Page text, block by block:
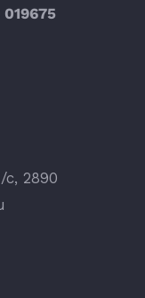
019675
c, 2890